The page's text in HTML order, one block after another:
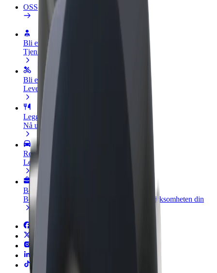
OSS
Bli en sjåfør
Tjen penger på egne vilkår
Bli et leveringsbud
Lever mat og få betalt ukentlig
Legg til en restaurant eller butikk
Nå ut til flere kunder og øk inntjeningen
Registrer deg som flåteeier
Legg til flåten din i Bolt og øk inntekten
Bolt for Business
Bolt-produkter og tjenester oppskalert for virksomheten din